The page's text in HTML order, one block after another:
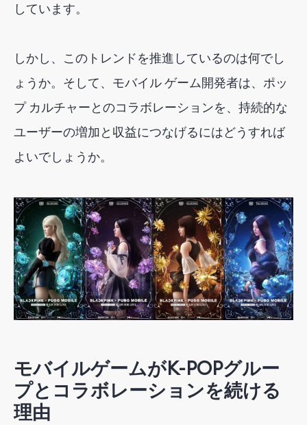
しています。
しかし、このトレンドを推進しているのは何でし
ょうか。そして、モバイル ゲーム開発者は、ポッ
プ カルチャーとのコラボレーションを、持続的な
ユーザーの増加と収益につなげるにはどうすれば
よいでしょうか。
モバイルゲームがK-POPグルー
プとコラボレーションを続ける
理由